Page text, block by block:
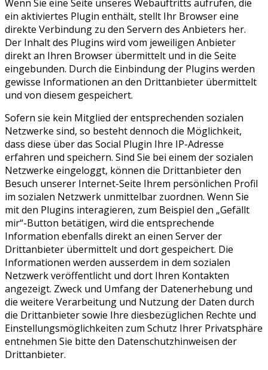
Wenn Sie eine Seite unseres Webauftritts aufrufen, die
ein aktiviertes Plugin enthält, stellt Ihr Browser eine
direkte Verbindung zu den Servern des Anbieters her.
Der Inhalt des Plugins wird vom jeweiligen Anbieter
direkt an Ihren Browser übermittelt und in die Seite
eingebunden. Durch die Einbindung der Plugins werden
gewisse Informationen an den Drittanbieter übermittelt
und von diesem gespeichert.
Sofern sie kein Mitglied der entsprechenden sozialen
Netzwerke sind, so besteht dennoch die Möglichkeit,
dass diese über das Social Plugin Ihre IP-Adresse
erfahren und speichern. Sind Sie bei einem der sozialen
Netzwerke eingeloggt, können die Drittanbieter den
Besuch unserer Internet-Seite Ihrem persönlichen Profil
im sozialen Netzwerk unmittelbar zuordnen. Wenn Sie
mit den Plugins interagieren, zum Beispiel den „Gefällt
mir“-Button betätigen, wird die entsprechende
Information ebenfalls direkt an einen Server der
Drittanbieter übermittelt und dort gespeichert. Die
Informationen werden ausserdem in dem sozialen
Netzwerk veröffentlicht und dort Ihren Kontakten
angezeigt. Zweck und Umfang der Datenerhebung und
die weitere Verarbeitung und Nutzung der Daten durch
die Drittanbieter sowie Ihre diesbezüglichen Rechte und
Einstellungsmöglichkeiten zum Schutz Ihrer Privatsphäre
entnehmen Sie bitte den Datenschutzhinweisen der
Drittanbieter.